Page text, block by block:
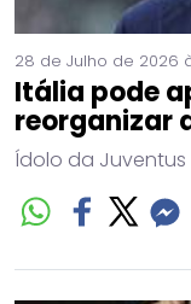
28 de Julho de 2026
Itália pode
reorganizar
Ídolo da